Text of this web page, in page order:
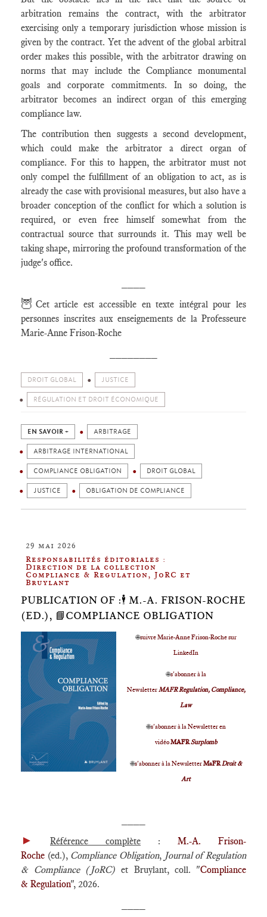
arbitration remains the contract, with the arbitrator
exercising only a temporary jurisdiction whose mission is
given by the contract. Yet the advent of the global arbitral
order makes this possible, with the arbitrator drawing on
norms that may include the Compliance monumental
goals and corporate commitments. In so doing, the
arbitrator becomes an indirect organ of this emerging
compliance law.
The contribution then suggests a second development,
which could make the arbitrator a direct organ of
compliance. For this to happen, the arbitrator must not
only compel the fulfillment of an obligation to act, as is
already the case with provisional measures, but also have a
broader conception of the conflict for which a solution is
required, or even free himself somewhat from the
contractual source that surrounds it. This may well be
taking shape, mirroring the profound transformation of the
judge's office.
🦉 Cet article est accessible en texte intégral pour les
personnes inscrites aux enseignements de la Professeure
Marie-Anne Frison-Roche
DROIT GLOBAL JUSTICE
RÉGULATION ET DROIT ÉCONOMIQUE
EN SAVOIR + ARBITRAGE
ARBITRAGE INTERNATIONAL
COMPLIANCE OBLIGATION DROIT GLOBAL
JUSTICE OBLIGATION DE COMPLIANCE
29 mai 2026
Responsabilités éditoriales :
Direction de la collection
Compliance & Regulation, JoRC et
Bruylant
PUBLICATION OF :🕴️ M.-A. FRISON-ROCHE
(ED.), 📘COMPLIANCE OBLIGATION
🌐suivre Marie-Anne Frison-Roche sur
LinkedIn
🌐s'abonner à la
NewsletterMAFR Regulation, Compliance,
Law
🌐s'abonner à la Newsletter en
vidéoMAFRSurplomb
🌐s'abonner à la NewsletterMaFRDroit &
Art
► Référence complète : M.-A. Frison-
Roche (ed.), Compliance Obligation, Journal of Regulation
& Compliance (JoRC) et Bruylant, coll. "Compliance
& Regulation", 2026.